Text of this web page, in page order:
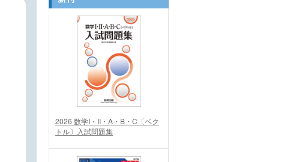
2026 数学I・II・A・B・C〔ベク
トル〕入試問題集